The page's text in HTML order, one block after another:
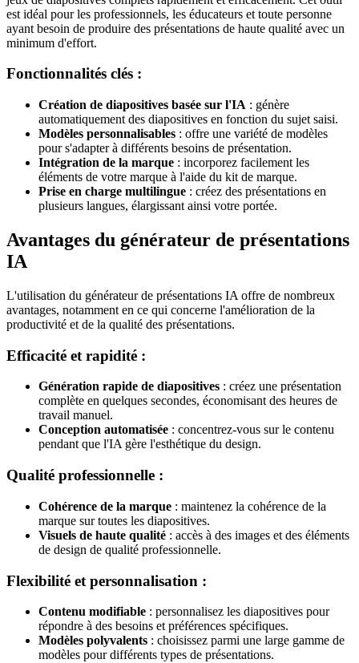
est idéal pour les professionnels, les éducateurs et toute personne
ayant besoin de produire des présentations de haute qualité avec un
minimum d'effort.
Fonctionnalités clés :
Création de diapositives basée sur l'IA : génère
automatiquement des diapositives en fonction du sujet saisi.
Modèles personnalisables : offre une variété de modèles
pour s'adapter à différents besoins de présentation.
Intégration de la marque : incorporez facilement les
éléments de votre marque à l'aide du kit de marque.
Prise en charge multilingue : créez des présentations en
plusieurs langues, élargissant ainsi votre portée.
Avantages du générateur de présentations
IA
L'utilisation du générateur de présentations IA offre de nombreux
avantages, notamment en ce qui concerne l'amélioration de la
productivité et de la qualité des présentations.
Efficacité et rapidité :
Génération rapide de diapositives : créez une présentation
complète en quelques secondes, économisant des heures de
travail manuel.
Conception automatisée : concentrez-vous sur le contenu
pendant que l'IA gère l'esthétique du design.
Qualité professionnelle :
Cohérence de la marque : maintenez la cohérence de la
marque sur toutes les diapositives.
Visuels de haute qualité : accès à des images et des éléments
de design de qualité professionnelle.
Flexibilité et personnalisation :
Contenu modifiable : personnalisez les diapositives pour
répondre à des besoins et préférences spécifiques.
Modèles polyvalents : choisissez parmi une large gamme de
modèles pour différents types de présentations.